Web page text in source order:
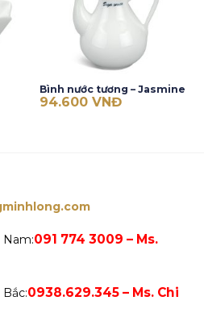
Bình nước tương – Jasmine
94.600 VNĐ
091 774 3009 – Ms.
0938.629.345 – Ms. Chi